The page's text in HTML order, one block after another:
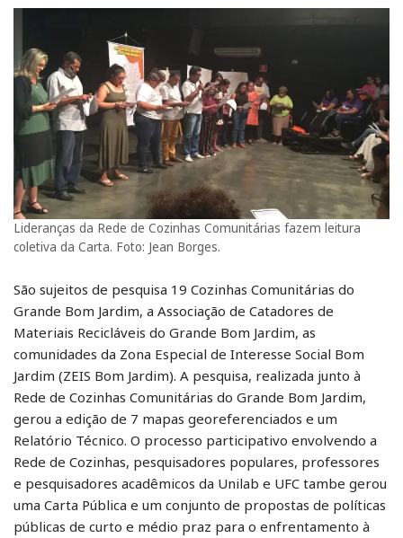
Lideranças da Rede de Cozinhas Comunitárias fazem leitura
coletiva da Carta. Foto: Jean Borges.
São sujeitos de pesquisa 19 Cozinhas Comunitárias do
Grande Bom Jardim, a Associação de Catadores de
Materiais Recicláveis do Grande Bom Jardim, as
comunidades da Zona Especial de Interesse Social Bom
Jardim (ZEIS Bom Jardim). A pesquisa, realizada junto à
Rede de Cozinhas Comunitárias do Grande Bom Jardim,
gerou a edição de 7 mapas georeferenciados e um
Relatório Técnico. O processo participativo envolvendo a
Rede de Cozinhas, pesquisadores populares, professores
e pesquisadores acadêmicos da Unilab e UFC tambe gerou
uma Carta Pública e um conjunto de propostas de políticas
públicas de curto e médio praz para o enfrentamento à